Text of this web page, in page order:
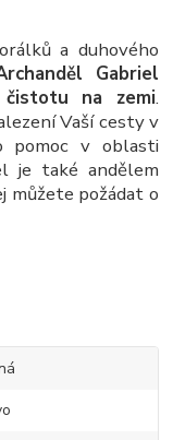
a duhového
Gabriel
na zemi.
Vaší cesty v
pomoc v oblasti
je také andělem
můžete požádat o